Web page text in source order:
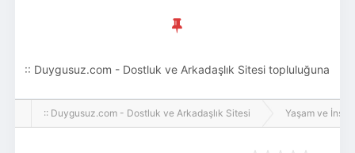
:: Duygusuz.com - Dostluk ve Arkadaşlık Sitesi topluluğuna
hoş geldin ziyaretçi! Aramıza katılmak istersen kayıt
:: Duygusuz.com - Dostluk ve Arkadaşlık Sitesi Yaşam ve İnsan